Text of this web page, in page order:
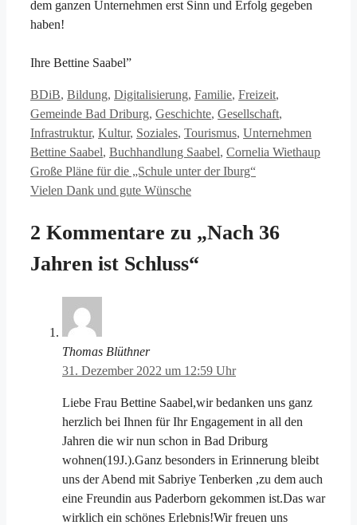
dem ganzen Unternehmen erst Sinn und Erfolg gegeben
haben!
Ihre Bettine Saabel”
Kategorien
BDiB, Bildung, Digitalisierung, Familie, Freizeit,
Gemeinde Bad Driburg, Geschichte, Gesellschaft,
Infrastruktur, Kultur, Soziales, Tourismus, Unternehmen
Bettine Saabel, Buchhandlung Saabel, Cornelia Wiethaup
Große Pläne für die „Schule unter der Iburg“
Vielen Dank und gute Wünsche
2 Kommentare zu „Nach 36
Jahren ist Schluss“
Thomas Blüthner
31. Dezember 2022 um 12:59 Uhr
Liebe Frau Bettine Saabel,wir bedanken uns ganz
herzlich bei Ihnen für Ihr Engagement in all den
Jahren die wir nun schon in Bad Driburg
wohnen(19J.).Ganz besonders in Erinnerung bleibt
uns der Abend mit Sabriye Tenberken ,zu dem auch
eine Freundin aus Paderborn gekommen ist.Das war
wirklich ein schönes Erlebnis!Wir freuen uns